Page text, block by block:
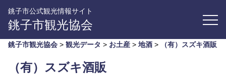
銚子市公式観光情報サイト
銚子市観光協会
銚子市観光協会 > 観光データ > お土産 > 地酒 > （有）スズキ酒販
（有）スズキ酒販